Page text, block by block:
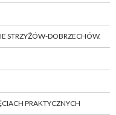
STRZYŻÓW-DOBRZECHÓW.
PRAKTYCZNYCH